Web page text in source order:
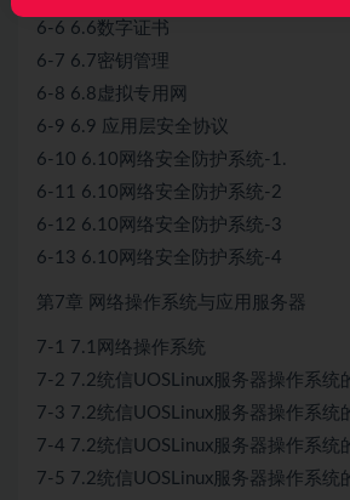
6-6 6.6数字证书
6-7 6.7密钥管理
6-8 6.8虚拟专用网
6-9 6.9 应用层安全协议
6-10 6.10网络安全防护系统-1.
6-11 6.10网络安全防护系统-2
6-12 6.10网络安全防护系统-3
6-13 6.10网络安全防护系统-4
第7章 网络操作系统与应用服务器
7-1 7.1网络操作系统
7-2 7.2统信UOSLinux服务器操作系统
7-3 7.2统信UOSLinux服务器操作系统
7-4 7.2统信UOSLinux服务器操作系统
7-5 7.2统信UOSLinux服务器操作系统